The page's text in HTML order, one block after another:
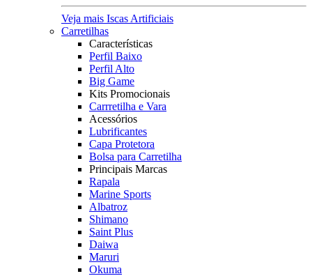
Veja mais Iscas Artificiais
Carretilhas
Características
Perfil Baixo
Perfil Alto
Big Game
Kits Promocionais
Carrretilha e Vara
Acessórios
Lubrificantes
Capa Protetora
Bolsa para Carretilha
Principais Marcas
Rapala
Marine Sports
Albatroz
Shimano
Saint Plus
Daiwa
Maruri
Okuma